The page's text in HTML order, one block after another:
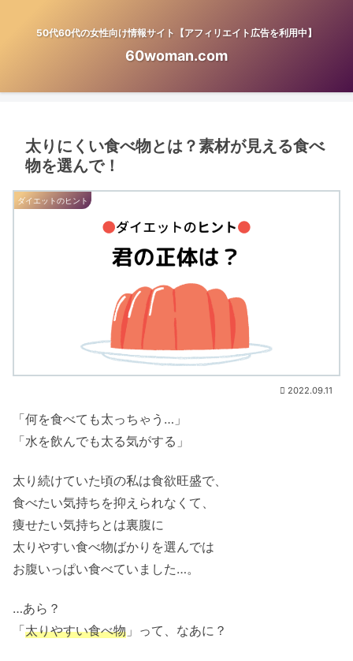
50代60代の女性向け情報サイト【アフィリエイト広告を利用中】
60woman.com
太りにくい食べ物とは？素材が見える食べ
物を選んで！
ダイエットのヒント
2022.09.11
「何を食べても太っちゃう…」
「水を飲んでも太る気がする」
太り続けていた頃の私は食欲旺盛で、
食べたい気持ちを抑えられなくて、
痩せたい気持ちとは裏腹に
太りやすい食べ物ばかりを選んでは
お腹いっぱい食べていました…。
…あら？
「太りやすい食べ物 」って、なあに？